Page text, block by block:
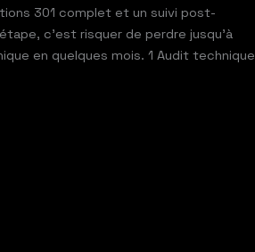
301 complet et un suivi post-
c’est risquer de perdre jusqu’à
en quelques mois. 1 Audit technique